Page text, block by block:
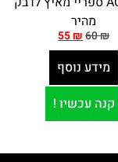
מהיר
60₪
55₪
מידע נוסף
קנה עכשיו !